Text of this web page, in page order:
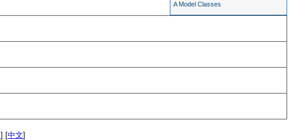
A Model Classes
] [中文]